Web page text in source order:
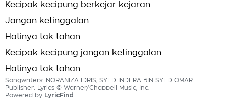
Kecipak kecipung berkejar kejaran
Jangan ketinggalan
Hatinya tak tahan
Kecipak kecipung jangan ketinggalan
Hatinya tak tahan
Songwriters: NORANIZA IDRIS, SYED INDERA BIN SYED OMAR
Publisher: Lyrics © Warner/Chappell Music, Inc.
Powered by LyricFind